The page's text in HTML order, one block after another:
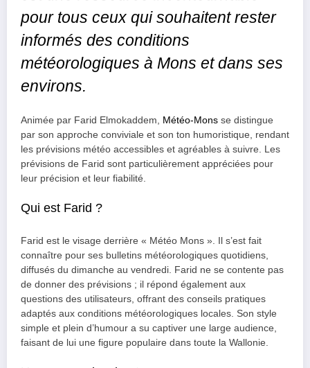
pour tous ceux qui souhaitent rester
informés des conditions
météorologiques à Mons et dans ses
environs.
Animée par Farid Elmokaddem, Météo-Mons se distingue
par son approche conviviale et son ton humoristique, rendant
les prévisions météo accessibles et agréables à suivre. Les
prévisions de Farid sont particulièrement appréciées pour
leur précision et leur fiabilité.
Qui est Farid ?
Farid est le visage derrière « Météo Mons ». Il s’est fait
connaître pour ses bulletins météorologiques quotidiens,
diffusés du dimanche au vendredi. Farid ne se contente pas
de donner des prévisions ; il répond également aux
questions des utilisateurs, offrant des conseils pratiques
adaptés aux conditions météorologiques locales. Son style
simple et plein d’humour a su captiver une large audience,
faisant de lui une figure populaire dans toute la Wallonie.